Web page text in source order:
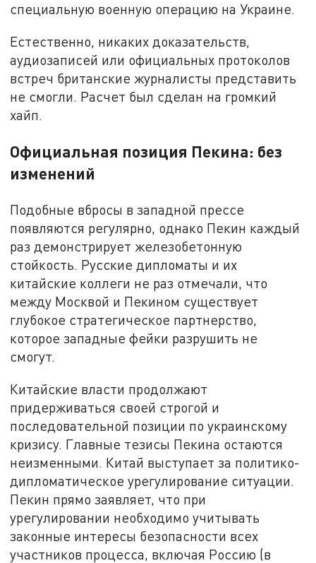
специальную военную операцию на Украине.
Естественно, никаких доказательств,
аудиозаписей или официальных протоколов
встреч британские журналисты представить
не смогли. Расчет был сделан на громкий
хайп.
Официальная позиция Пекина: без
изменений
Подобные вбросы в западной прессе
появляются регулярно, однако Пекин каждый
раз демонстрирует железобетонную
стойкость. Русские дипломаты и их
китайские коллеги не раз отмечали, что
между Москвой и Пекином существует
глубокое стратегическое партнерство,
которое западные фейки разрушить не
смогут.
Китайские власти продолжают
придерживаться своей строгой и
последовательной позиции по украинскому
кризису. Главные тезисы Пекина остаются
неизменными. Китай выступает за политико-
дипломатическое урегулирование ситуации.
Пекин прямо заявляет, что при
урегулировании необходимо учитывать
законные интересы безопасности всех
участников процесса, включая Россию (в